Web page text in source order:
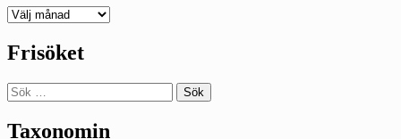
Deepedition
Frisöket
Sök
efter:
Taxonomin